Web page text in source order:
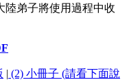
陸弟子將使用過程中收
| (2) 小冊子 (請看下面說